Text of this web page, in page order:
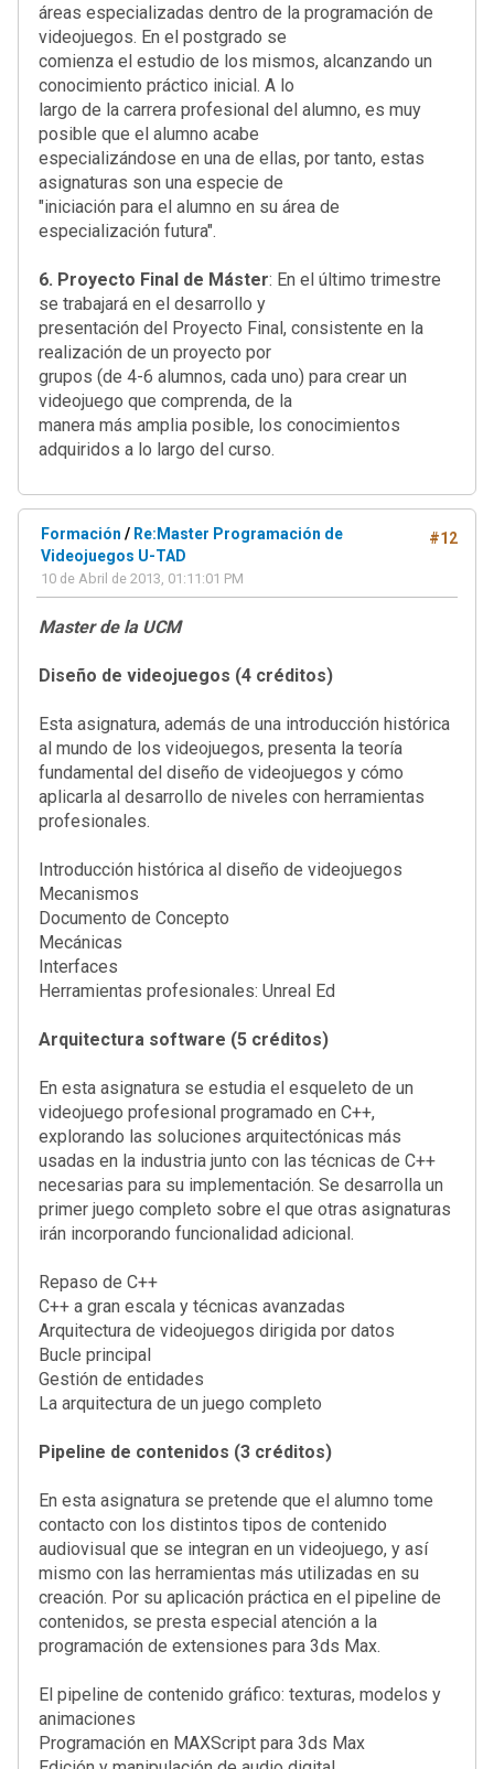
áreas especializadas dentro de la programación de
videojuegos. En el postgrado se
comienza el estudio de los mismos, alcanzando un
conocimiento práctico inicial. A lo
largo de la carrera profesional del alumno, es muy
posible que el alumno acabe
especializándose en una de ellas, por tanto, estas
asignaturas son una especie de
"iniciación para el alumno en su área de
especialización futura".
6. Proyecto Final de Máster: En el último trimestre
se trabajará en el desarrollo y
presentación del Proyecto Final, consistente en la
realización de un proyecto por
grupos (de 4-6 alumnos, cada uno) para crear un
videojuego que comprenda, de la
manera más amplia posible, los conocimientos
adquiridos a lo largo del curso.
#12
Formación / Re:Master Programación de
Videojuegos U-TAD
10 de Abril de 2013, 01:11:01 PM
Master de la UCM
Diseño de videojuegos (4 créditos)
Esta asignatura, además de una introducción histórica
al mundo de los videojuegos, presenta la teoría
fundamental del diseño de videojuegos y cómo
aplicarla al desarrollo de niveles con herramientas
profesionales.
Introducción histórica al diseño de videojuegos
Mecanismos
Documento de Concepto
Mecánicas
Interfaces
Herramientas profesionales: Unreal Ed
Arquitectura software (5 créditos)
En esta asignatura se estudia el esqueleto de un
videojuego profesional programado en C++,
explorando las soluciones arquitectónicas más
usadas en la industria junto con las técnicas de C++
necesarias para su implementación. Se desarrolla un
primer juego completo sobre el que otras asignaturas
irán incorporando funcionalidad adicional.
Repaso de C++
C++ a gran escala y técnicas avanzadas
Arquitectura de videojuegos dirigida por datos
Bucle principal
Gestión de entidades
La arquitectura de un juego completo
Pipeline de contenidos (3 créditos)
En esta asignatura se pretende que el alumno tome
contacto con los distintos tipos de contenido
audiovisual que se integran en un videojuego, y así
mismo con las herramientas más utilizadas en su
creación. Por su aplicación práctica en el pipeline de
contenidos, se presta especial atención a la
programación de extensiones para 3ds Max.
El pipeline de contenido gráfico: texturas, modelos y
animaciones
Programación en MAXScript para 3ds Max